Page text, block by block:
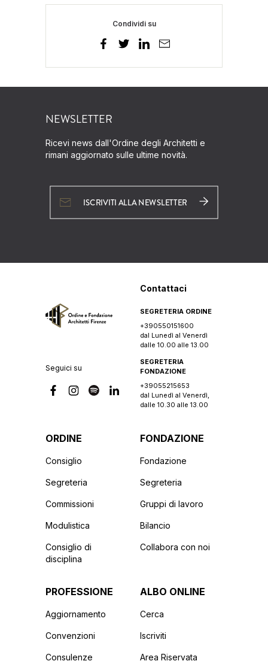
Condividi su
NEWSLETTER
Ricevi news dall'Ordine degli Architetti e
rimani aggiornato sulle ultime novità.
ISCRIVITI ALLA NEWSLETTER
Seguici su
Contattaci
SEGRETERIA ORDINE
+390550151600
dal Lunedì al Venerdì
dalle 10.00 alle 13.00
SEGRETERIA
FONDAZIONE
+39055215653
dal Lunedì al Venerdì,
dalle 10.30 alle 13.00
ORDINE
Consiglio
Segreteria
Commissioni
Modulistica
Consiglio di
disciplina
FONDAZIONE
Fondazione
Segreteria
Gruppi di lavoro
Bilancio
Collabora con noi
PROFESSIONE
Aggiornamento
Convenzioni
Consulenze
ALBO ONLINE
Cerca
Iscriviti
Area Riservata